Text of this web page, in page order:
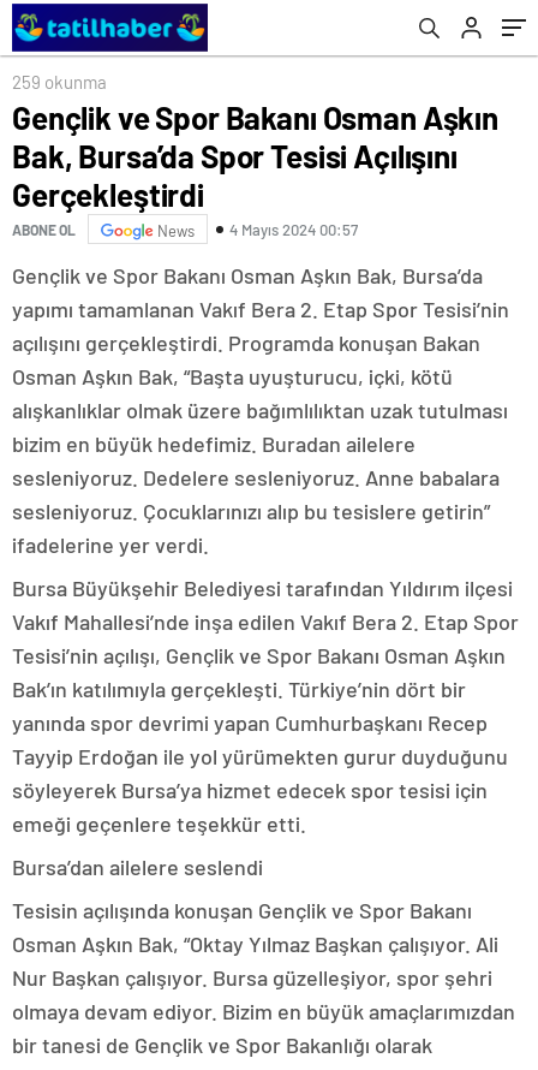
259 okunma
Gençlik ve Spor Bakanı Osman Aşkın
Bak, Bursa’da Spor Tesisi Açılışını
Gerçekleştirdi
ABONE OL News 4 Mayıs 2024 00:57
Gençlik ve Spor Bakanı Osman Aşkın Bak, Bursa’da
yapımı tamamlanan Vakıf Bera 2. Etap Spor Tesisi’nin
açılışını gerçekleştirdi. Programda konuşan Bakan
Osman Aşkın Bak, “Başta uyuşturucu, içki, kötü
alışkanlıklar olmak üzere bağımlılıktan uzak tutulması
bizim en büyük hedefimiz. Buradan ailelere
sesleniyoruz. Dedelere sesleniyoruz. Anne babalara
sesleniyoruz. Çocuklarınızı alıp bu tesislere getirin”
ifadelerine yer verdi.
Bursa Büyükşehir Belediyesi tarafından Yıldırım ilçesi
Vakıf Mahallesi’nde inşa edilen Vakıf Bera 2. Etap Spor
Tesisi’nin açılışı, Gençlik ve Spor Bakanı Osman Aşkın
Bak’ın katılımıyla gerçekleşti. Türkiye’nin dört bir
yanında spor devrimi yapan Cumhurbaşkanı Recep
Tayyip Erdoğan ile yol yürümekten gurur duyduğunu
söyleyerek Bursa’ya hizmet edecek spor tesisi için
emeği geçenlere teşekkür etti.
Bursa’dan ailelere seslendi
Tesisin açılışında konuşan Gençlik ve Spor Bakanı
Osman Aşkın Bak, “Oktay Yılmaz Başkan çalışıyor. Ali
Nur Başkan çalışıyor. Bursa güzelleşiyor, spor şehri
olmaya devam ediyor. Bizim en büyük amaçlarımızdan
bir tanesi de Gençlik ve Spor Bakanlığı olarak